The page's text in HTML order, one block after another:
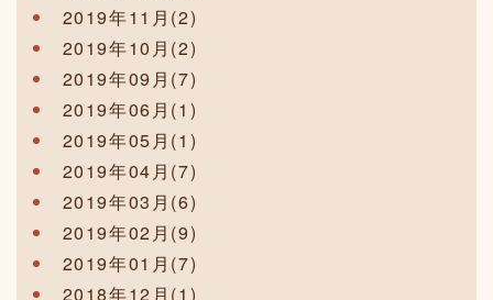
2019年11月(2)
2019年10月(2)
2019年09月(7)
2019年06月(1)
2019年05月(1)
2019年04月(7)
2019年03月(6)
2019年02月(9)
2019年01月(7)
2018年12月(1)